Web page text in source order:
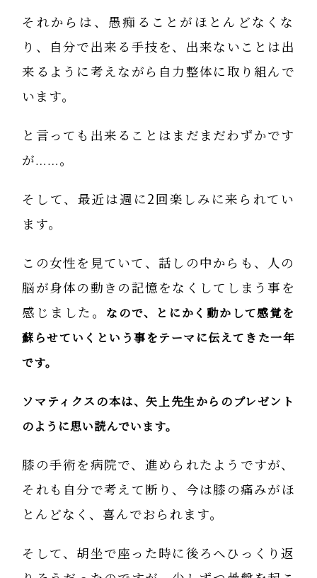
それからは、愚痴ることがほとんどなくな
り、自分で出来る手技を、出来ないことは出
来るように考えながら自力整体に取り組んで
います。
と言っても出来ることはまだまだわずかです
が……。
そして、最近は週に2回楽しみに来られてい
ます。
この女性を見ていて、話しの中からも、人の
脳が身体の動きの記憶をなくしてしまう事を
感じました。
なので、とにかく動かして感覚を
蘇らせていくという事をテーマに伝えてきた一年
です。
ソマティクスの本は、矢上先生からのプレゼント
のように思い読んでいます。
膝の手術を病院で、進められたようですが、
それも自分で考えて断り、今は膝の痛みがほ
とんどなく、喜んでおられます。
そして、胡坐で座った時に後ろへひっくり返